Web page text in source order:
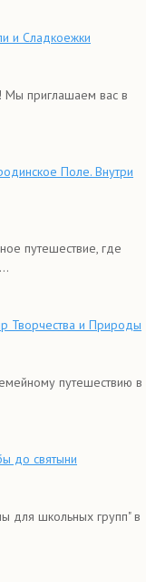
и Сладкоежки
Мы приглашаем вас в
Поле. Внутри
путешествие, где
Творчества и Природы
путешествию в
до святыни
для школьных групп" в